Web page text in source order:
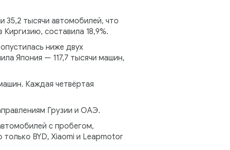
35,2 тысячи автомобилей, что
составила 18,9%.
ниже двух
Япония — 117,7 тысячи машин,
Каждая четвёртая
Грузии и ОАЭ.
с пробегом,
BYD, Xiaomi и Leapmotor